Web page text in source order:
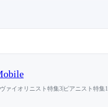
ヴァイオリニスト特集3|ピアニスト特集1